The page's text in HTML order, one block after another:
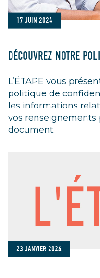
17 JUIN 2024
DÉCOUVREZ NOTRE
L’ÉTAPE vous
politique de
les informations
vos renseignements
document.
23 JANVIER 2024